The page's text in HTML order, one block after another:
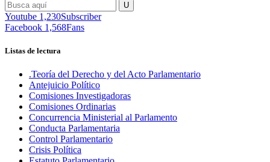
Youtube 1,230Subscriber
Facebook 1,568Fans
Listas de lectura
.Teoría del Derecho y del Acto Parlamentario
Antejuicio Político
Comisiones Investigadoras
Comisiones Ordinarias
Concurrencia Ministerial al Parlamento
Conducta Parlamentaria
Control Parlamentario
Crisis Política